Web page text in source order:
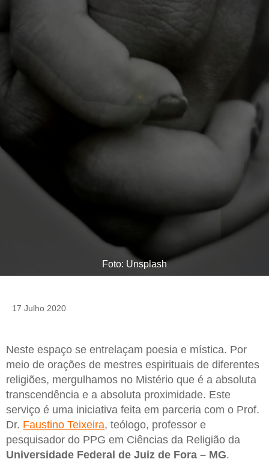
Foto: Unsplash
17 Julho 2020
Neste espaço se entrelaçam poesia e mística. Por
meio de orações de mestres espirituais de diferentes
religiões, mergulhamos no Mistério que é a absoluta
transcendência e a absoluta proximidade. Este
serviço é uma iniciativa feita em parceria com o Prof.
Dr. Faustino Teixeira, teólogo, professor e
pesquisador do PPG em Ciências da Religião da
Universidade Federal de Juiz de Fora – MG.